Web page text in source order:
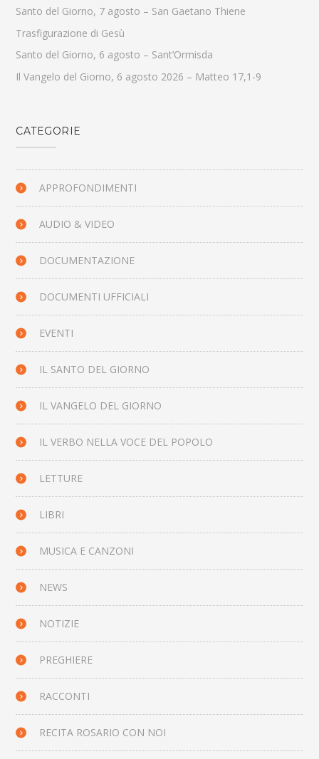
Santo del Giorno, 7 agosto – San Gaetano Thiene
Trasfigurazione di Gesù
Santo del Giorno, 6 agosto – Sant’Ormisda
Il Vangelo del Giorno, 6 agosto 2026 – Matteo 17,1-9
CATEGORIE
APPROFONDIMENTI
AUDIO & VIDEO
DOCUMENTAZIONE
DOCUMENTI UFFICIALI
EVENTI
IL SANTO DEL GIORNO
IL VANGELO DEL GIORNO
IL VERBO NELLA VOCE DEL POPOLO
LETTURE
LIBRI
MUSICA E CANZONI
NEWS
NOTIZIE
PREGHIERE
RACCONTI
RECITA ROSARIO CON NOI